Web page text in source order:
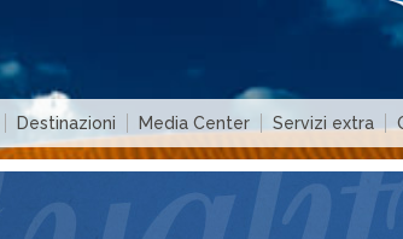
Destinazioni Media Center Servizi extra